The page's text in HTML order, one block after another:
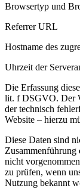
Browsertyp und
Referrer URL
Hostname des
Uhrzeit der
Die Erfassung
lit. f DSGVO. Der
der technisch
Website – hierzu
Diese Daten sind
Zusammenführung
nicht
zu prüfen, wenn
Nutzung bekannt